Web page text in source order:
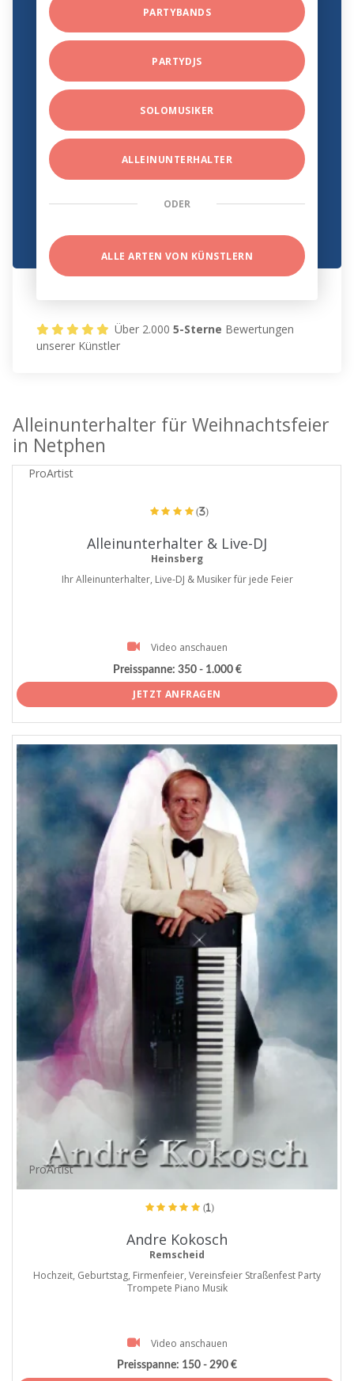
PARTYBANDS
PARTYDJS
SOLOMUSIKER
ALLEINUNTERHALTER
ODER
ALLE ARTEN VON KÜNSTLERN
Über 2.0005-Sterne Bewertungen
unserer Künstler
Alleinunterhalter für Weihnachtsfeier
in Netphen
ProArtist
(3)
Alleinunterhalter & Live-DJ
Heinsberg
Ihr Alleinunterhalter, Live-DJ & Musiker für jede Feier
Video anschauen
Preisspanne: 350 - 1.000 €
JETZT ANFRAGEN
ProArtist
(1)
Andre Kokosch
Remscheid
Hochzeit, Geburtstag, Firmenfeier, Vereinsfeier Straßenfest Party
Trompete Piano Musik
Video anschauen
Preisspanne: 150 - 290 €